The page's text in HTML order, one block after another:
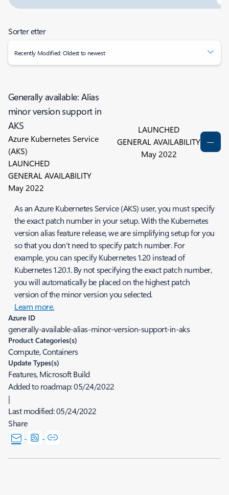
Sorter etter
Recently Modified: Oldest to newest
Generally available: Alias
minor version support in
AKS
Azure Kubernetes Service
(AKS)
LAUNCHED
GENERAL AVAILABILITY
May 2022
LAUNCHED
GENERAL AVAILABILITY
May 2022
As an Azure Kubernetes Service (AKS) user, you must specify
the exact patch number in your setup. With the Kubernetes
version alias feature release, we are simplifying setup for you
so that you don’t need to specify patch number. For
example, you can specify Kubernetes 1.20 instead of
Kubernetes 1.20.1. By not specifying the exact patch number,
you will automatically be placed on the highest patch
version of the minor version you selected.
Learn more.
Azure ID
generally-available-alias-minor-version-support-in-aks
Product Categories(s)
Compute, Containers
Update Types(s)
Features, Microsoft Build
Added to roadmap:05/24/2022
|
Last modified:05/24/2022
Share